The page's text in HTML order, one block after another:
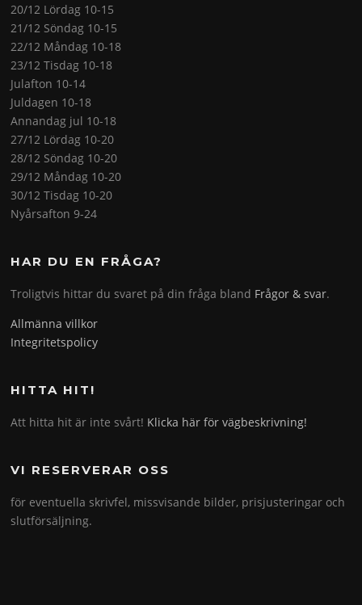
20/12 Lördag 10-15
21/12 Söndag 10-15
22/12 Måndag 10-18
23/12 Tisdag 10-18
Julafton 10-14
Juldagen 10-18
Annandag jul 10-18
27/12 Lördag 10-20
28/12 Söndag 10-20
29/12 Måndag 10-20
30/12 Tisdag 10-20
Nyårsafton 9-24
HAR DU EN FRÅGA?
Troligtvis hittar du svaret på din fråga bland Frågor & svar.
Allmänna villkor
Integritetspolicy
HITTA HIT!
Att hitta hit är inte svårt! Klicka här för vägbeskrivning!
VI RESERVERAR OSS
för eventuella skrivfel, missvisande bilder, prisjusteringar och
slutförsäljning.